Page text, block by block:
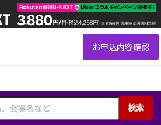
検索